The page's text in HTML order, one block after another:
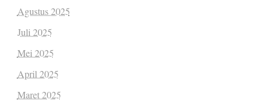
Agustus 2025
Juli 2025
Mei 2025
April 2025
Maret 2025